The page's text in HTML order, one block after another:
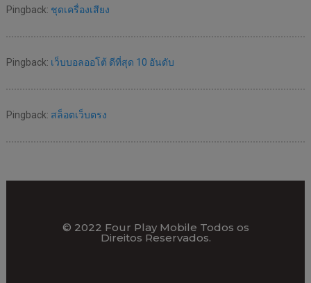
Pingback: ชุดเครื่องเสียง
Pingback: เว็บบอลออโต้ ดีที่สุด 10 อันดับ
Pingback: สล็อตเว็บตรง
© 2022 Four Play Mobile Todos os
Direitos Reservados.